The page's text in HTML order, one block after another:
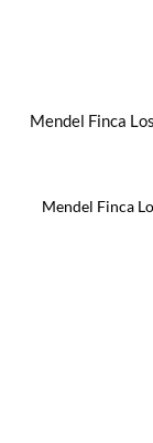
Mendel Finca
Mendel Finca